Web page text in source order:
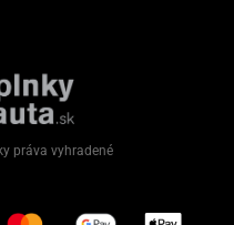
práva vyhradené